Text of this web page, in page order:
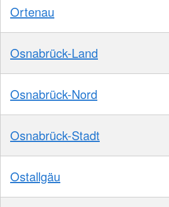
Ortenau
Osnabrück-Land
Osnabrück-Nord
Osnabrück-Stadt
Ostallgäu